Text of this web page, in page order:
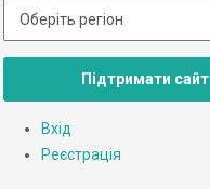
Підтримати сайт
Вхід
Реєстрація